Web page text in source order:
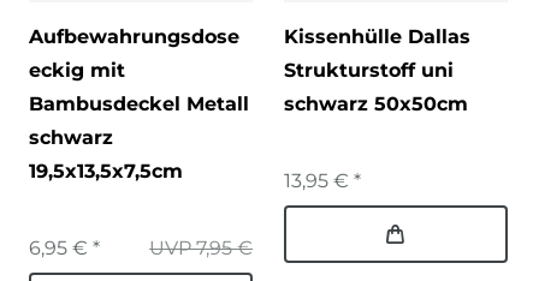
Aufbewahrungsdose
eckig mit
Bambusdeckel Metall
schwarz
19,5x13,5x7,5cm
UVP 7,95 €
6,95 € *
Kissenhülle Dallas
Strukturstoff uni
schwarz 50x50cm
13,95 € *